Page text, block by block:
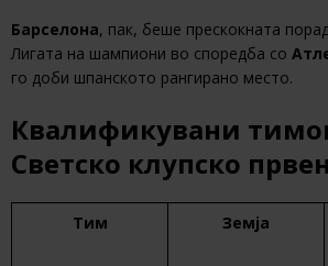
Барселона, пак, беше прескокната
Лигата на шампиони во споредба со
го доби шпанското рангирано место.
Квалификувани
Светско клупско
Тим Земја